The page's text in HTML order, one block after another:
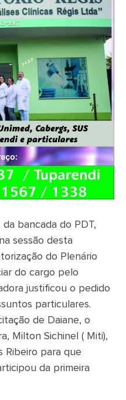
bancada do PDT,
sessão desta
do Plenário
do cargo pelo
justificou o pedido
particulares.
de Daiane, o
Milton Sichinel ( Miti),
Ribeiro para que
da primeira